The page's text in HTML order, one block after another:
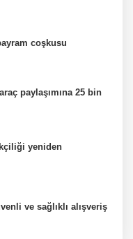
coşkusu
paylaşımına 25 bin
yeniden
ve sağlıklı alışveriş